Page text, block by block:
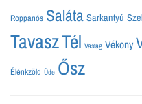
Roppanós Saláta Sarkantyú
TavaszTél Vastag Vékony
Élénkzöld Üde Ősz